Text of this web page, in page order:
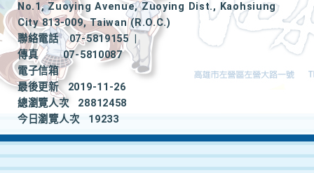
No.1, Zuoying Avenue, Zuoying Dist., Kaohsiung
City 813-009, Taiwan (R.O.C.)
聯絡電話
07-5819155
|
傳真
07-5810087
電子信箱
最後更新
2019-11-26
總瀏覽人次
28812458
今日瀏覽人次
19233